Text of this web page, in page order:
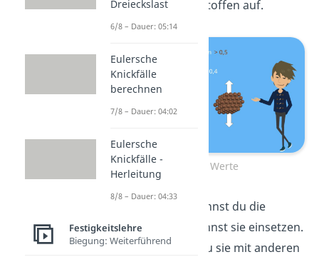
Faserverbundwerkstoffen auf.
Typische Werte
Sehr schön! Nun kennst du die
Poissonzahl und kannst sie einsetzen.
Außerdem kannst du sie mit anderen
Dreieckslast
6/8 – Dauer: 05:14
Eulersche
Knickfälle
berechnen
7/8 – Dauer: 04:02
Eulersche
Knickfälle -
Herleitung
8/8 – Dauer: 04:33
Festigkeitslehre
Biegung: Weiterführend